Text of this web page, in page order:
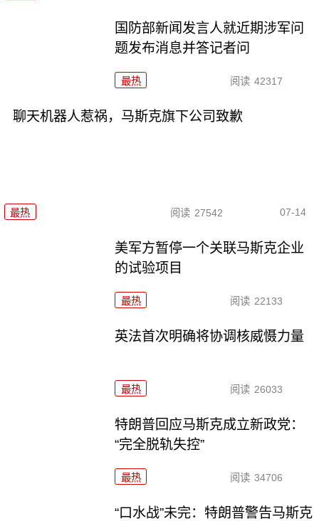
国防部新闻发言人就近期涉军问
题发布消息并答记者问
最热 阅读 42317
聊天机器人惹祸，马斯克旗下公司致歉
最热 阅读 27542 07-14
美军方暂停一个关联马斯克企业
的试验项目
最热 阅读 22133
英法首次明确将协调核威慑力量
最热 阅读 26033
特朗普回应马斯克成立新政党：
“完全脱轨失控”
最热 阅读 34706
“口水战”未完：特朗普警告马斯克